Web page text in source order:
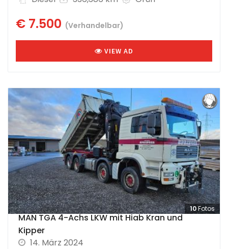
€ 7.500 (Verhandelbar)
VIEW AD
10Fotos
MAN TGA 4-Achs LKW mit Hiab Kran und
Kipper
14. März 2024